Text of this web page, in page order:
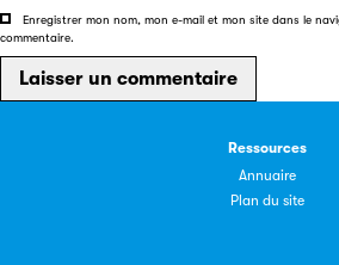
Enregistrer mon nom, mon e-mail et mon site dans le
commentaire.
Ressources
Annuaire
Plan du site
Partenaire